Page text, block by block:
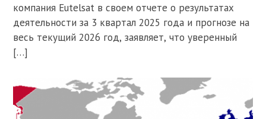
компания Eutelsat в своем отчете о результатах
деятельности за 3 квартал 2025 года и прогнозе на
весь текущий 2026 год, заявляет, что уверенный
[…]